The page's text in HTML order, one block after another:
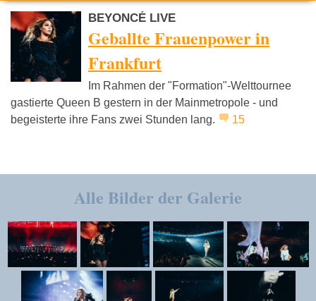
BEYONCÉ LIVE
Geballte Frauenpower in
Frankfurt
Im Rahmen der "Formation"-Welttournee
gastierte Queen B gestern in der Mainmetropole - und
begeisterte ihre Fans zwei Stunden lang.
15
Alle Bilder der Galerie